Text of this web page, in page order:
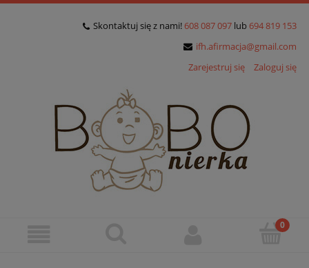
Skontaktuj się z nami! 608 087 097 lub 694 819 153
ifh.afirmacja@gmail.com
Zarejestruj się
Zaloguj się